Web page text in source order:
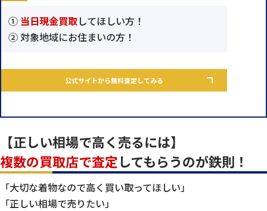
① 当日現金買取してほしい方！
② 対象地域にお住まいの方！
公式サイトから無料査定してみる
【正しい相場で高く売るには】
複数の買取店で査定 してもらうのが鉄則！
「大切な着物なので高く買い取ってほしい」
「正しい相場で売りたい」